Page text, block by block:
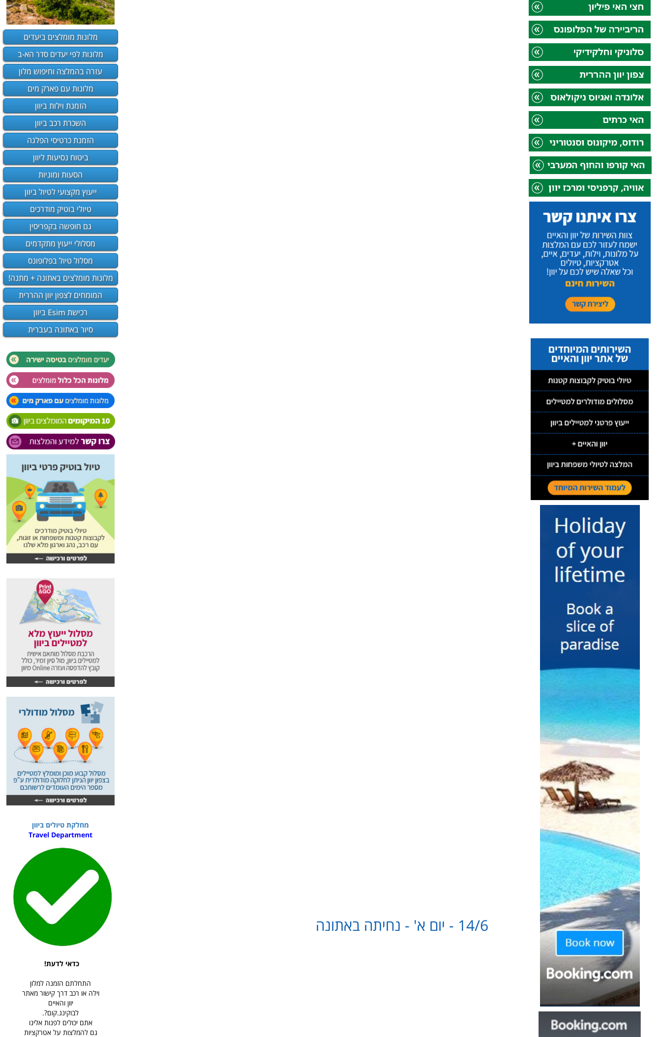
14/6 - יום א' - נחיתה באתונה
מלונות מומלצים ביעדים
מלונות לפי יעדים סדר הא-ב
עזרה בהמלצה וחיפוש מלון
מלונות עם פארק מים
הזמנת וילות ביוון
השכרת רכב ביוון
הזמנת כרטיסי הפלגה
ביטוח נסיעות ליוון
הסעות ומוניות
ייעוץ מקצועי לטיול ביוון
טיולי בוטיק מודרכים
גם חופשה בקפריסין
מסלולי ייעוץ מתקדמים
מסלול טיול בפלופונס
מלונות מומלצים באתונה + מתנה!
המומחים לצפון יוון ההררית
רכישת Esim ביוון
סיור באתונה בעברית
מחלקת טיולים ביוון
Travel Department
כדאי לדעת!
התחלתם הזמנה למלון
וילה או רכב דרך קישור מאתר
יוון והאיים
לבוקינג.קום?.
אתם יכולים לפנות אלינו
גם להמלצות על אטרקציות